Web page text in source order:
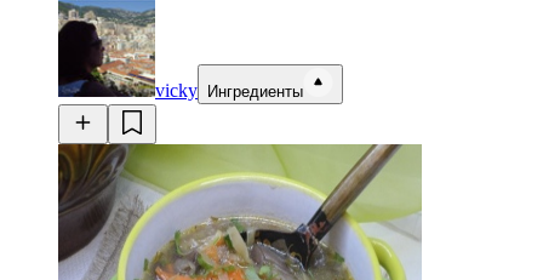
vicky Ингредиенты